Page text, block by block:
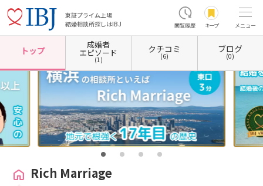
東証プライム上場
結婚相談所探しはIBJ
閲覧履歴 キープ メニュー
ホーム 神奈川県の結婚相談所 神奈川県横浜市 神奈川県横浜市西区 Rich Marriage
トップ
成婚者
エピソード
(1)
クチコミ
(6)
ブログ
(0)
Rich Marriage